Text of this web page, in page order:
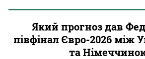
Який прогноз дав
півфінал Євро-2026 між
та